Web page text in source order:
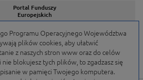
Portal Funduszy
Europejskich
Serwisy Programów
Programu Operacyjnego Województwa
plików cookies, aby ułatwić
z naszych stron www oraz do celów
blokujesz tych plików, to zgadzasz się
w pamięci Twojego komputera.